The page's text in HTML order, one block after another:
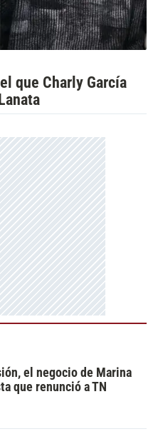
que Charly García
el negocio de Marina
que renunció a TN